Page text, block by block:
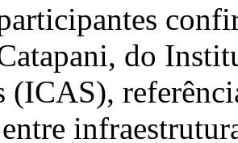
do
(ICAS),